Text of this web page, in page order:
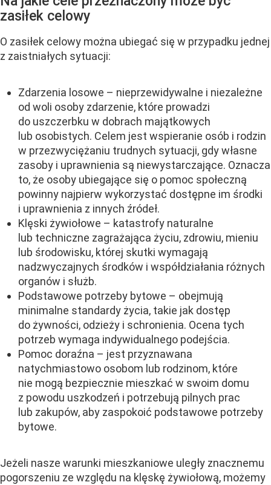
zasiłek celowy
O zasiłek celowy można ubiegać się w przypadku jednej
z zaistniałych sytuacji:
Zdarzenia losowe – nieprzewidywalne i niezależne
od woli osoby zdarzenie, które prowadzi
do uszczerbku w dobrach majątkowych
lub osobistych. Celem jest wspieranie osób i rodzin
w przezwyciężaniu trudnych sytuacji, gdy własne
zasoby i uprawnienia są niewystarczające. Oznacza
to, że osoby ubiegające się o pomoc społeczną
powinny najpierw wykorzystać dostępne im środki
i uprawnienia z innych źródeł.
Klęski żywiołowe – katastrofy naturalne
lub techniczne zagrażająca życiu, zdrowiu, mieniu
lub środowisku, której skutki wymagają
nadzwyczajnych środków i współdziałania różnych
organów i służb.
Podstawowe potrzeby bytowe – obejmują
minimalne standardy życia, takie jak dostęp
do żywności, odzieży i schronienia. Ocena tych
potrzeb wymaga indywidualnego podejścia.
Pomoc doraźna – jest przyznawana
natychmiastowo osobom lub rodzinom, które
nie mogą bezpiecznie mieszkać w swoim domu
z powodu uszkodzeń i potrzebują pilnych prac
lub zakupów, aby zaspokoić podstawowe potrzeby
bytowe.
Jeżeli nasze warunki mieszkaniowe uległy znacznemu
pogorszeniu ze względu na klęskę żywiołową, możemy